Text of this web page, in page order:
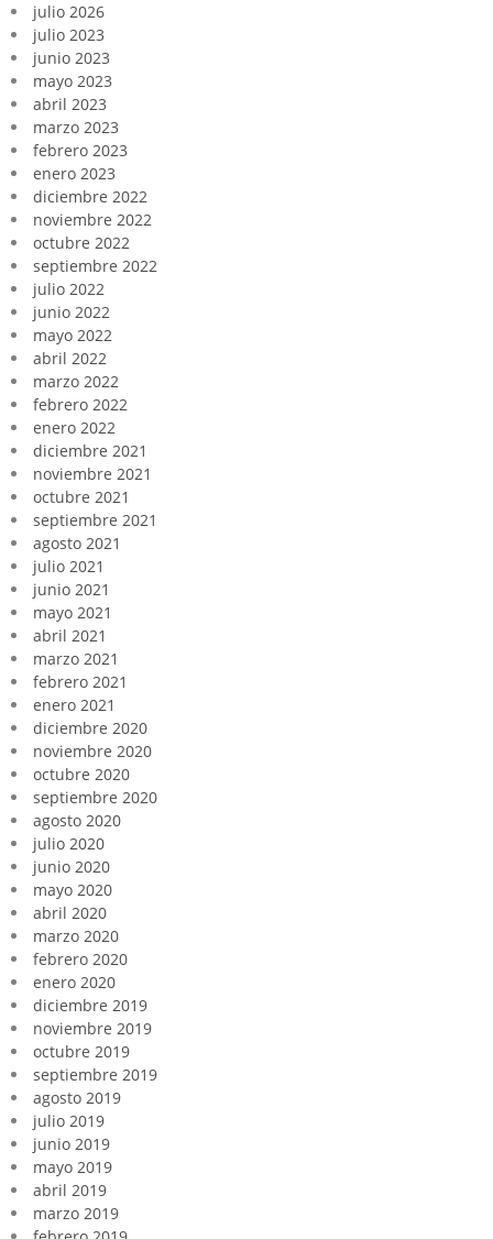
julio 2026
julio 2023
junio 2023
mayo 2023
abril 2023
marzo 2023
febrero 2023
enero 2023
diciembre 2022
noviembre 2022
octubre 2022
septiembre 2022
julio 2022
junio 2022
mayo 2022
abril 2022
marzo 2022
febrero 2022
enero 2022
diciembre 2021
noviembre 2021
octubre 2021
septiembre 2021
agosto 2021
julio 2021
junio 2021
mayo 2021
abril 2021
marzo 2021
febrero 2021
enero 2021
diciembre 2020
noviembre 2020
octubre 2020
septiembre 2020
agosto 2020
julio 2020
junio 2020
mayo 2020
abril 2020
marzo 2020
febrero 2020
enero 2020
diciembre 2019
noviembre 2019
octubre 2019
septiembre 2019
agosto 2019
julio 2019
junio 2019
mayo 2019
abril 2019
marzo 2019